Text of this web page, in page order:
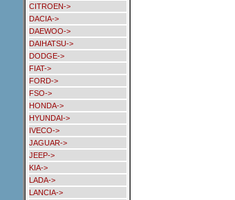
CITROEN->
DACIA->
DAEWOO->
DAIHATSU->
DODGE->
FIAT->
FORD->
FSO->
HONDA->
HYUNDAI->
IVECO->
JAGUAR->
JEEP->
KIA->
LADA->
LANCIA->